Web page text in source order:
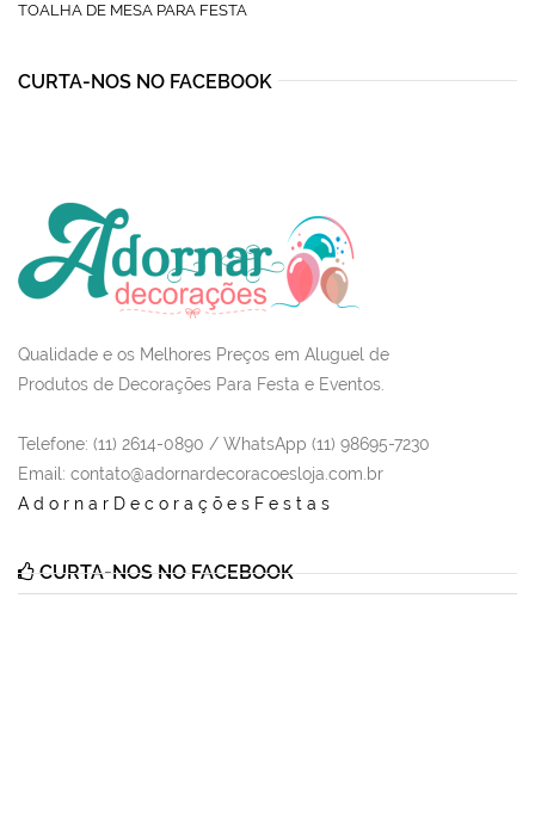
TOALHA DE MESA PARA FESTA
CURTA-NOS NO FACEBOOK
Qualidade e os Melhores Preços em Aluguel de
Produtos de Decorações Para Festa e Eventos.
Telefone: (11) 2614-0890 / WhatsApp (11) 98695-7230
Email : contato@adornardecoracoesloja.com.br
AdornarDecoraçõesFestas
CURTA-NOS NO FACEBOOK